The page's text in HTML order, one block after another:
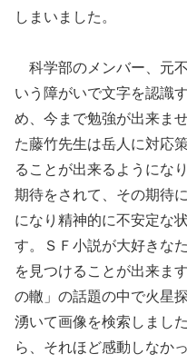
しまいました。
科学部のメンバー、元
いう障がいで文字を認識
め、今まで勉強が出来ま
た藤竹先生は岳人に対応
ることが出来るようにな
期待をされて、その期待
になり精神的に不安定な
す。ＳＦ小説が大好きな
を見つけることが出来ま
の轍」の話題の中で火星
湧いて画像を検索しまし
ら、それほど感動しなか